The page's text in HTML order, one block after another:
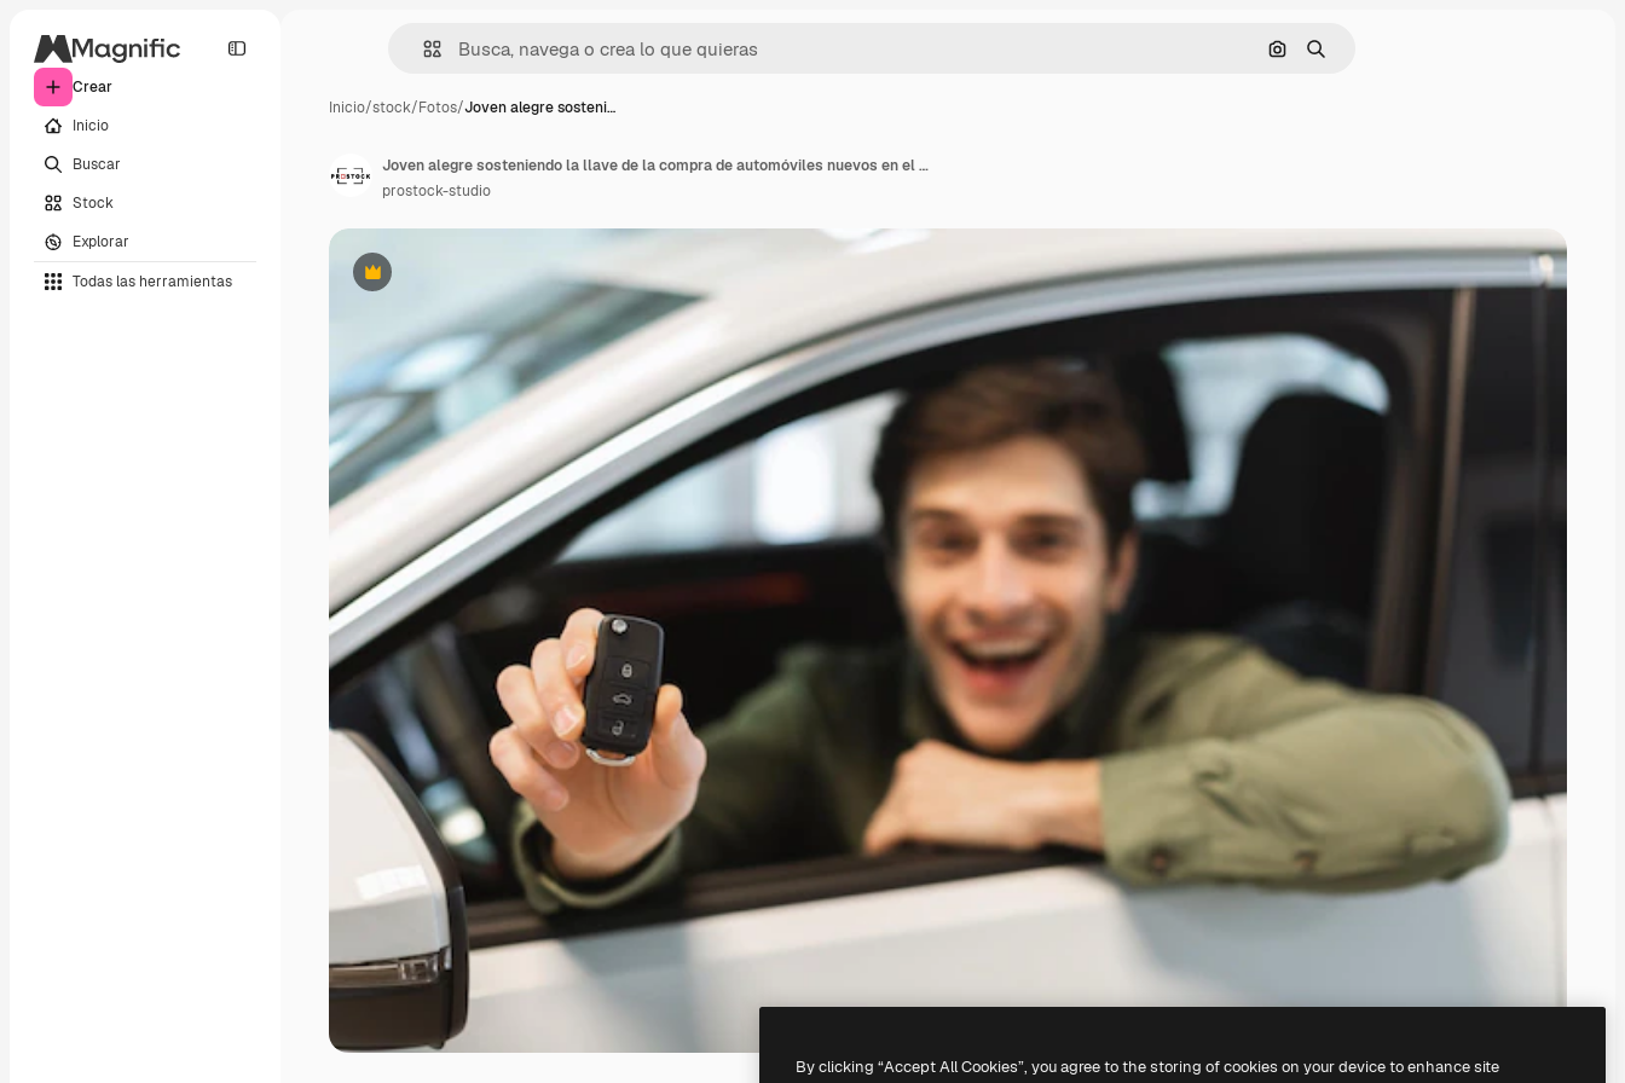
Crear
Inicio
Buscar
Stock
Explorar
Todas las herramientas
Buscar por imagen
Buscar
Inicio/stock/Fotos/Joven alegre sosteni…
Premium
Joven alegre sosteniendo la llave de la compra de automóviles nuevos en el enfoque selectivo de la sala de exposición
prostock-studio
By clicking “Accept All Cookies”, you agree to the storing of cookies on your device to enhance site